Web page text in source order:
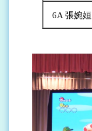
6A 張婉姮